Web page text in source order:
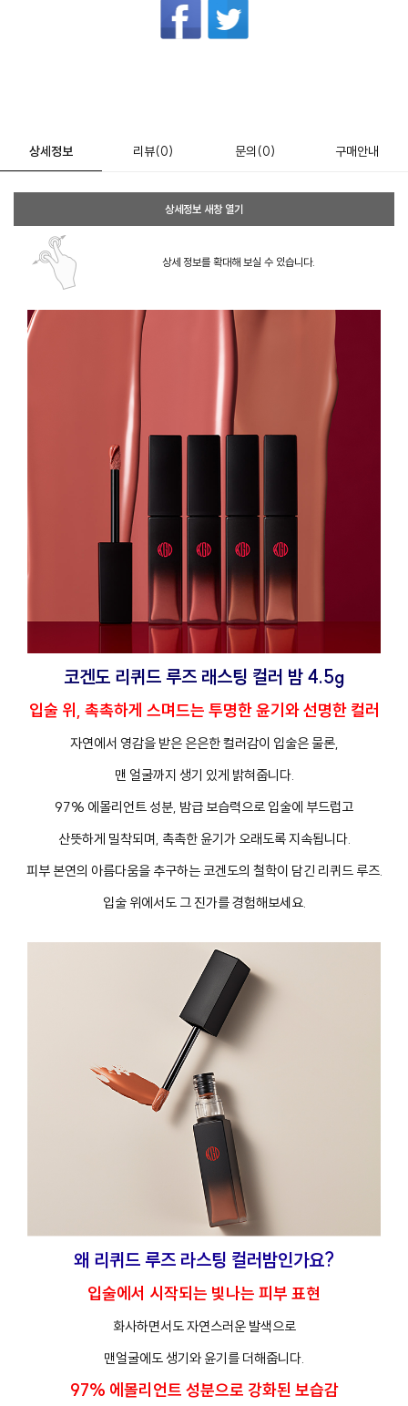
상세정보 리뷰(0) 문의 (0) 구매안내
상세정보 새창 열기
상세 정보를 확대해 보실 수 있습니다.
코겐도 리퀴드 루즈 래스팅 컬러 밤 4.5g
입술 위, 촉촉하게 스며드는 투명한 윤기와 선명한 컬러
자연에서 영감을 받은 은은한 컬러감이 입술은 물론,
맨 얼굴까지 생기 있게 밝혀줍니다.
97% 에몰리언트 성분, 밤급 보습력으로 입술에 부드럽고
산뜻하게 밀착되며, 촉촉한 윤기가 오래도록 지속됩니다.
피부 본연의 아름다움을 추구하는 코겐도의 철학이 담긴 리퀴드 루즈.
입술 위에서도 그 진가를 경험해보세요.
왜 리퀴드 루즈 라스팅 컬러밤인가요?
입술에서 시작되는 빛나는 피부 표현
화사하면서도 자연스러운 발색으로
맨얼굴에도 생기와 윤기를 더해줍니다.
97% 에몰리언트 성분으로 강화된 보습감